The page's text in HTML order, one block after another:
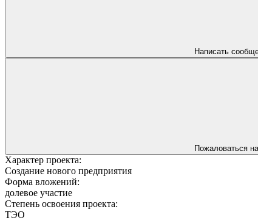
Написать
Пожаловаться
Характер проекта:
Создание нового предприятия
Форма вложений:
долевое участие
Степень освоения проекта:
ТЭО